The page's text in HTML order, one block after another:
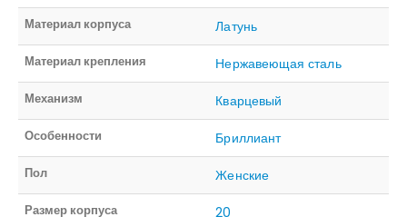
Материал корпуса Латунь
Материал крепления Нержавеющая сталь
Механизм Кварцевый
Особенности Бриллиант
Пол Женские
Размер корпуса 20